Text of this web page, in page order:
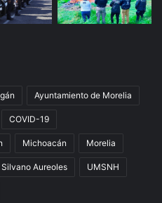
Ayuntamiento de Morelia
COVID-19
Michoacán Morelia
Silvano Aureoles UMSNH